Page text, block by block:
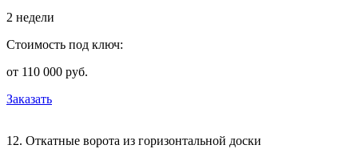
2 недели
Стоимость под ключ:
от 110 000 руб.
Заказать
12. Откатные ворота из горизонтальной доски